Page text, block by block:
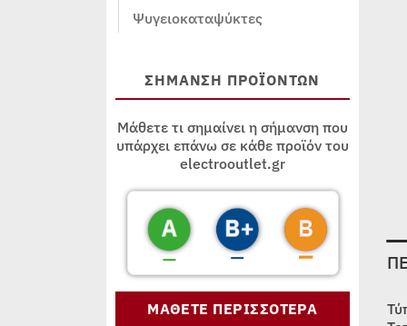
Ψυγειοκαταψύκτες
ΣΗΜΑΝΣΗ ΠΡΟΪΟΝΤΩΝ
Μάθετε τι σημαίνει η σήμανση που
υπάρχει επάνω σε κάθε προϊόν του
electrooutlet.gr
ΜΑΘΕΤΕ ΠΕΡΙΣΣΟΤΕΡΑ